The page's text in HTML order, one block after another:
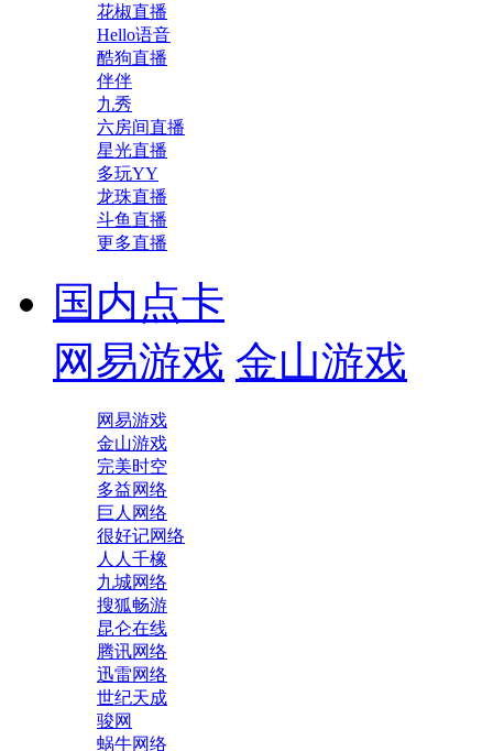
花椒直播
Hello语音
酷狗直播
伴伴
九秀
六房间直播
星光直播
多玩YY
龙珠直播
斗鱼直播
更多直播
国内点卡
网易游戏 金山游戏
网易游戏
金山游戏
完美时空
多益网络
巨人网络
很好记网络
人人千橡
九城网络
搜狐畅游
昆仑在线
腾讯网络
迅雷网络
世纪天成
骏网
蜗牛网络